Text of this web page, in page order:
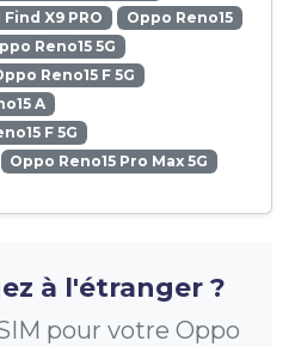
X9 PRO
Oppo Reno15
Reno15 5G
Reno15 F 5G
A
F 5G
Oppo Reno15 Pro Max 5G
à l'étranger ?
pour votre Oppo